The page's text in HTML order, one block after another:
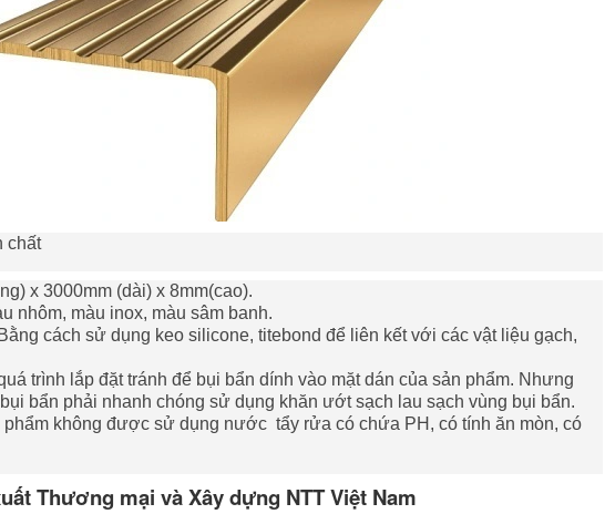
chất
x 3000mm (dài) x 8mm(cao).
nhôm, màu inox, màu sâm banh.
cách sử dụng keo silicone, titebond để liên kết với các vật liệu gạch,
trình lắp đặt tránh để bụi bẩn dính vào mặt dán của sản phẩm. Nhưng
bẩn phải nhanh chóng sử dụng khăn ướt sạch lau sạch vùng bụi bẩn.
phẩm không được sử dụng nước tẩy rửa có chứa PH, có tính ăn mòn, có
Thương mại và Xây dựng NTT Việt Nam